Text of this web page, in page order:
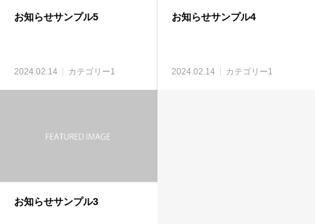
お知らせサンプル5
2024.02.14 カテゴリー1
お知らせサンプル4
2024.02.14 カテゴリー1
お知らせサンプル3